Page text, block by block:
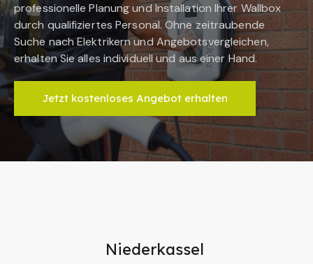
professionelle Planung und Installation Ihrer Wallbox
durch qualifiziertes Personal. Ohne zeitraubende
Suche nach Elektrikern und Angebotsvergleichen,
erhalten Sie alles individuell und aus einer Hand.
Jetzt kostenloses Angebot erhalten
Niederkassel